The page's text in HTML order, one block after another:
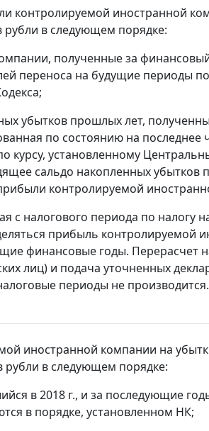
контролируемой иностранной
рубли в следующем порядке:
полученные за
переноса на будущие периоды
убытков прошлых лет,
по состоянию на последнее
курсу, установленному
сальдо накопленных убытков
контролируемой
с налогового периода по налогу
прибыль контролируемой
финансовые годы. Перерасчет
лиц) и подача уточненных
периоды не производится.
иностранной компании на
рубли в следующем порядке:
в 2018 г., и за последующие
в порядке, установленном НК;